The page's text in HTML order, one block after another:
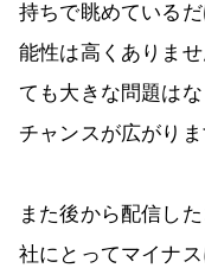
持ちで眺めている
能性は高くありま
ても大きな問題は
チャンスが広がりま
また後から配信し
社にとってマイナ